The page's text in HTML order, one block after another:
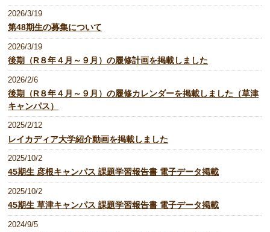
2026/3/19
第48期生の募集について
2026/3/19
後期（R８年４月～９月）の履修計画を掲載しました
2026/2/6
後期（R８年４月～９月）の履修カレンダーを掲載しました（草津
キャンパス）
2025/2/12
レイカディア大学紹介動画を掲載しました
2025/10/2
45期生 彦根キャンパス 課題学習報告書 電子データ掲載
2025/10/2
45期生 草津キャンパス 課題学習報告書 電子データ掲載
2024/9/5